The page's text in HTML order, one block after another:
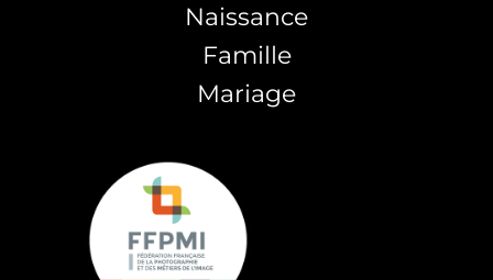
Naissance
Famille
Mariage